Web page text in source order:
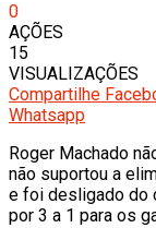
0
AÇÕES
15
VISUALIZAÇÕES
Compartilhe
Whatsapp
Roger Machado
não suportou a
e foi desligado do
por 3 a 1 para os